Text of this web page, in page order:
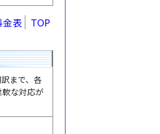
金表 TOP
まで、各
な対応が